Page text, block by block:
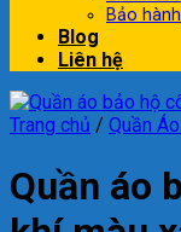
Bảo hành
Blog
Liên hệ
Trang chủ / Quần
Quần áo